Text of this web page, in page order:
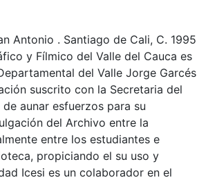
Antonio . Santiago de Cali, C. 1995
y Fílmico del Valle del Cauca es
del Valle Jorge Garcés
suscrito con la Secretaria del
aunar esfuerzos para su
del Archivo entre la
entre los estudiantes e
propiciando el su uso y
Icesi es un colaborador en el